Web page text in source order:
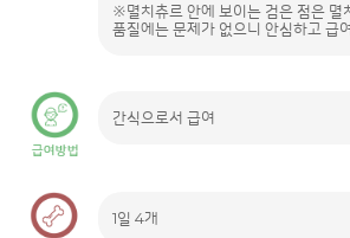
※멸치츄르 안에 보이는 검은 점은 멸
품질에는 문제가 없으니 안심하고 급
간식으로서 급여
1일 4개